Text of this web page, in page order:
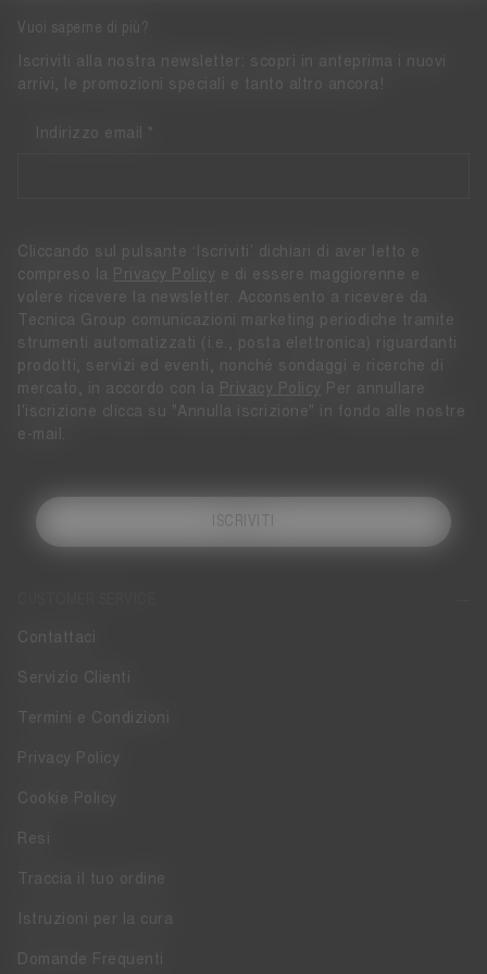
Contattaci
Servizio Clienti
Termini e Condizioni
Privacy Policy
Cookie Policy
Resi
Traccia il tuo ordine
Istruzioni per la cura
Domande Frequenti
Vuoi saperne di più?
Iscriviti alla nostra newsletter: scopri in anteprima i nuovi
arrivi, le promozioni speciali e tanto altro ancora!
Indirizzo email
Cliccando sul pulsante ‘Iscriviti’ dichiari di aver letto e
compreso la
Privacy Policy
e di essere maggiorenne e
volere ricevere la newsletter. Acconsento a ricevere da
Tecnica Group comunicazioni marketing periodiche tramite
strumenti automatizzati (i.e., posta elettronica) riguardanti
prodotti, servizi ed eventi, nonché sondaggi e ricerche di
mercato, in accordo con la
Privacy Policy Per annullare
l'iscrizione clicca su "Annulla iscrizione" in fondo alle nostre
e-mail.
ISCRIVITI